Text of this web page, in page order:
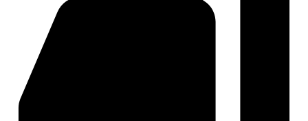
Моя Голливудская История